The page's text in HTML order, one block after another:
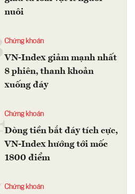
nuôi
Chứng khoán
VN-Index giảm mạnh nhất
8 phiên, thanh khoản
xuống đáy
4Chứng khoán
Dòng tiền bắt đáy tích cực,
VN-Index hướng tới mốc
1800 điểm
Chứng khoán